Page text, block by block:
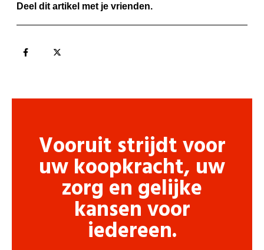
Deel dit artikel met je vrienden.
Vooruit strijdt voor
uw koopkracht, uw
zorg en gelijke
kansen voor
iedereen.